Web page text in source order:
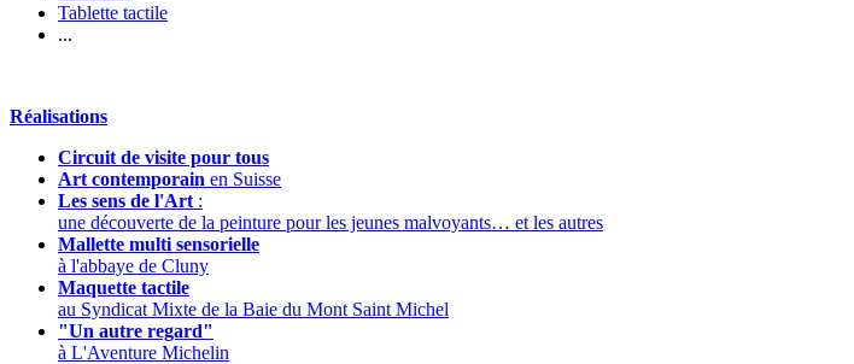
Tablette tactile
...
Réalisations
Circuit de visite pour tous
Art contemporain en Suisse
Les sens de l'Art :
une découverte de la peinture pour les jeunes malvoyants… et les autres
Mallette multi sensorielle
à l'abbaye de Cluny
Maquette tactile
au Syndicat Mixte de la Baie du Mont Saint Michel
"Un autre regard"
à L'Aventure Michelin